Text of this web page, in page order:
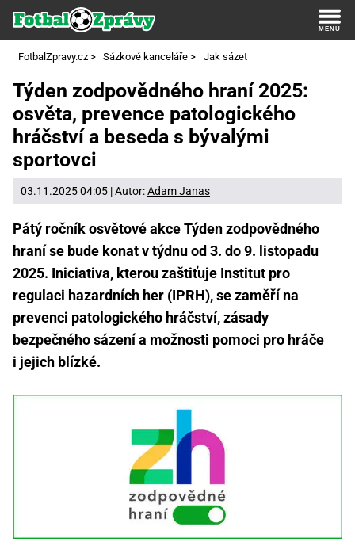
FotbalZpravy.cz > Sázkové kanceláře > Jak sázet
Týden zodpovědného hraní 2025:
osvěta, prevence patologického
hráčství a beseda s bývalými
sportovci
03.11.2025 04:05 | Autor:Adam Janas
Pátý ročník osvětové akce Týden zodpovědného
hraní se bude konat v týdnu od 3. do 9. listopadu
2025. Iniciativa, kterou zaštiťuje Institut pro
regulaci hazardních her (IPRH), se zaměří na
prevenci patologického hráčství, zásady
bezpečného sázení a možnosti pomoci pro hráče
i jejich blízké.